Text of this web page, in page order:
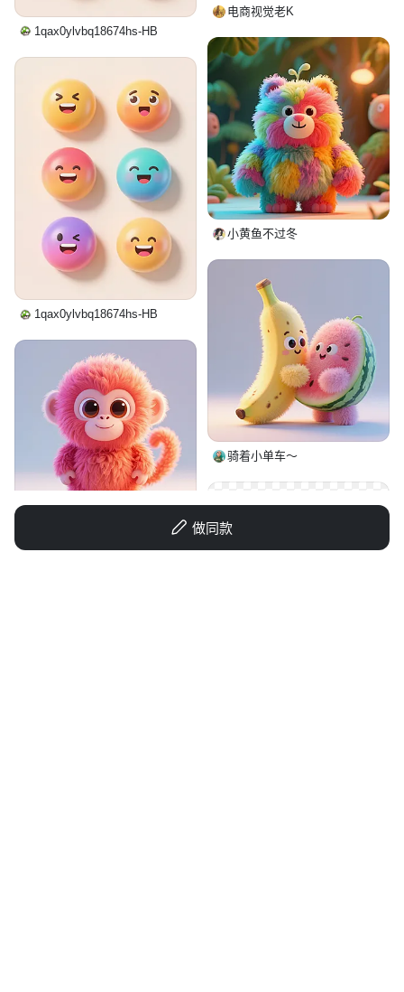
做同款
电商视觉老K
1qax0ylvbq18674hs-HB
小黄鱼不过冬
1qax0ylvbq18674hs-HB
骑着小单车～